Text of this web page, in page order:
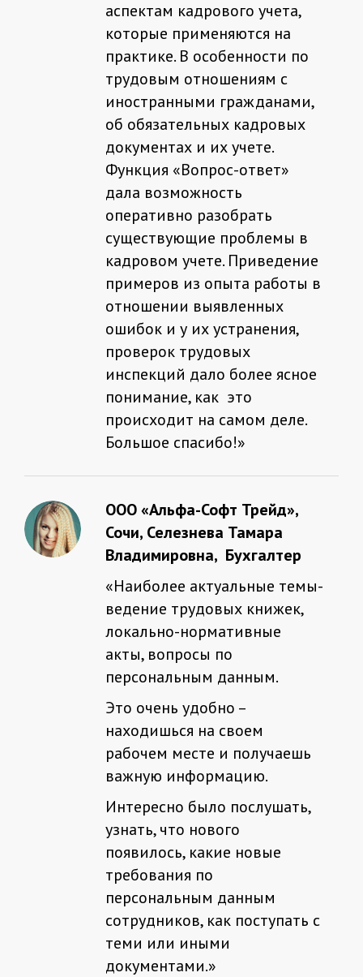
аспектам кадрового учета,
которые применяются на
практике. В особенности по
трудовым отношениям с
иностранными гражданами,
об обязательных кадровых
документах и их учете.
Функция «Вопрос-ответ»
дала возможность
оперативно разобрать
существующие проблемы в
кадровом учете. Приведение
примеров из опыта работы в
отношении выявленных
ошибок и у их устранения,
проверок трудовых
инспекций дало более ясное
понимание, как это
происходит на самом деле.
Большое спасибо!»
ООО «Альфа-Софт Трейд»,
Сочи, Селезнева Тамара
Владимировна, Бухгалтер
«Наиболее актуальные темы-
ведение трудовых книжек,
локально-нормативные
акты, вопросы по
персональным данным.
Это очень удобно –
находишься на своем
рабочем месте и получаешь
важную информацию.
Интересно было послушать,
узнать, что нового
появилось, какие новые
требования по
персональным данным
сотрудников, как поступать с
теми или иными
документами.»